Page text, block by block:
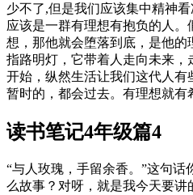
少不了,但是我们应该集中精神
应该是一群有理想有抱负的人
想，那他就会堕落到底，是他
指路明灯，它带着人走向未来，
开始，纵然生活让我们这代人
暂时的，都会过去。有理想就有
读书笔记4年级篇4
“与人玫瑰，手留余香。”这句
么故事？对呀，就是我今天要讲